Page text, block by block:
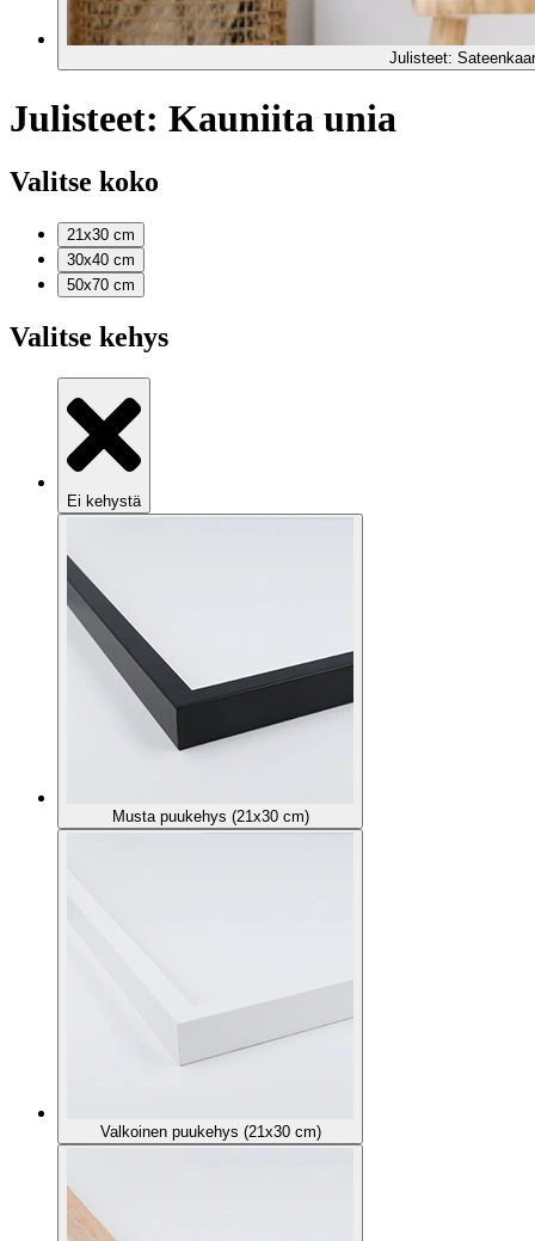
Julisteet:
Julisteet: Kauniita unia
Valitse koko
21x30 cm
30x40 cm
50x70 cm
Valitse kehys
Ei kehystä
Musta puukehys (21x30 cm)
Valkoinen puukehys (21x30 cm)